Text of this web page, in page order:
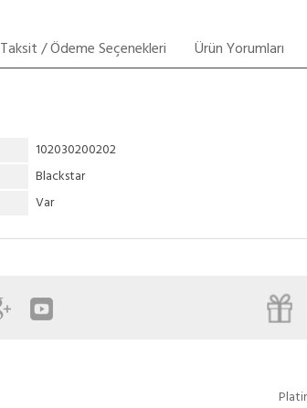
Taksit / Ödeme Seçenekleri Ürün Yorumları
102030200202
Blackstar
Var